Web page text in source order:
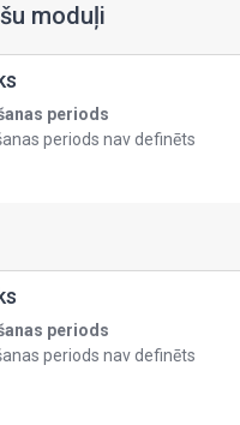
moduļi
periods
periods nav definēts
periods
periods nav definēts